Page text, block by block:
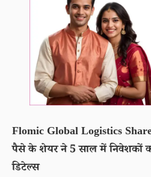
Flomic Global Logistics
पैसे के शेयर ने 5 साल में निवेशकों
डिटेल्स